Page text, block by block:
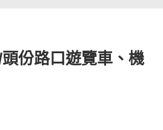
份路口遊覽車、機